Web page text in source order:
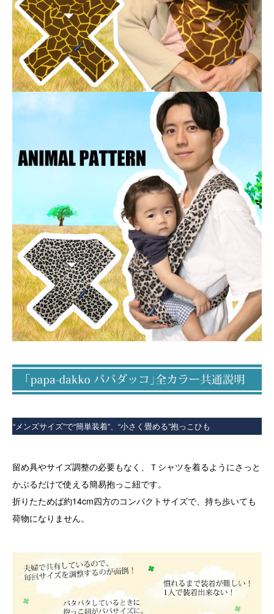
“メンズサイズ”で“簡単装着”、“小さく畳める”抱っこひも
留め具やサイズ調整の必要もなく、Ｔシャツを着るようにさっと
かぶるだけで使える簡易抱っこ紐です。
折りたためば約14cm四方のコンパクトサイズで、持ち歩いても
荷物になりません。